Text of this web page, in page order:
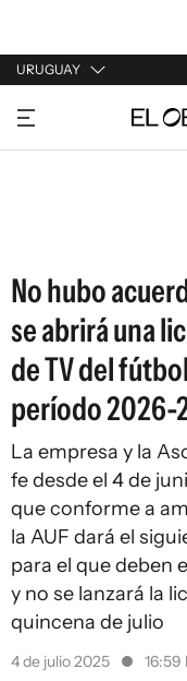
URUGUAY
URUGUAY
ARGENTINA
No hubo
se abrirá una
de TV del
período 2026-
La empresa y la
fe desde el 4 de
que conforme a
la AUF dará el
para el que deben
y no se lanzará la
quincena de julio
4 de julio 2025 16:59